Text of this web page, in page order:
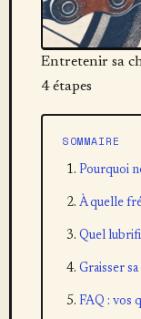
Entretenir sa
4 étapes
SOMMAIRE
Pourquoi
À quelle
Quel
Graisser
FAQ : vos